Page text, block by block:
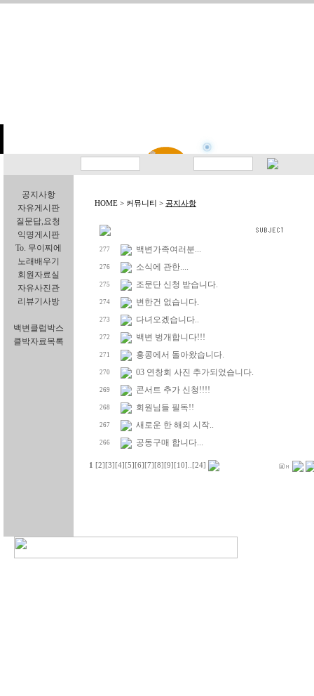
공지사항
자유게시판
질문답,요청
익명게시판
To. 무이찌에
노래배우기
회원자료실
자유사진관
리뷰기사방
백변클럽박스
클박자료목록
HOME > 커뮤니티 > 공지사항
277 백변가족여러분...
276 소식에 관한....
275 조문단 신청 받습니다.
274 변한건 없습니다.
273 다녀오겠습니다..
272 백변 벙개합니다!!!
271 홍콩에서 돌아왔습니다.
270 03 연창회 사진 추가되었습니다.
269 콘서트 추가 신청!!!!
268 회원님들 필독!!
267 새로운 한 해의 시작..
266 공동구매 합니다...
1 [2] [3] [4] [5] [6] [7] [8] [9] [10] [24]